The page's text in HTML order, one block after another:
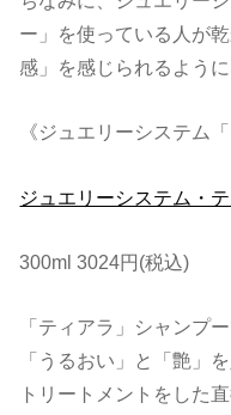
ー」を使っている人が
感」を感じられるように
《ジュエリーシステム
ジュエリーシステム・
300ml 3024円(税込)
「ティアラ」シャンプ
「うるおい」と「艶」
トリートメントをした